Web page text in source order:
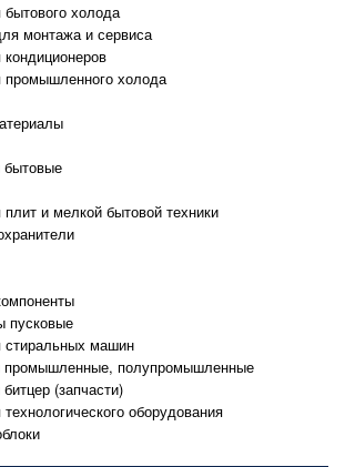
холода
монтажа и сервиса
промышленного холода
бытовые
и мелкой бытовой техники
пусковые
стиральных машин
промышленные, полупромышленные
(запчасти)
оборудования